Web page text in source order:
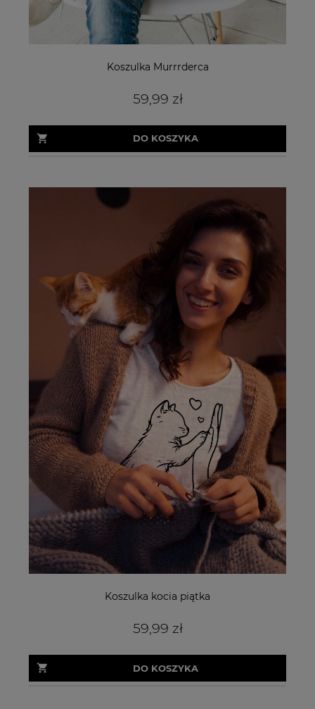
Koszulka Murrrderca
59,99 zł
DO KOSZYKA
Koszulka kocia piątka
59,99 zł
DO KOSZYKA